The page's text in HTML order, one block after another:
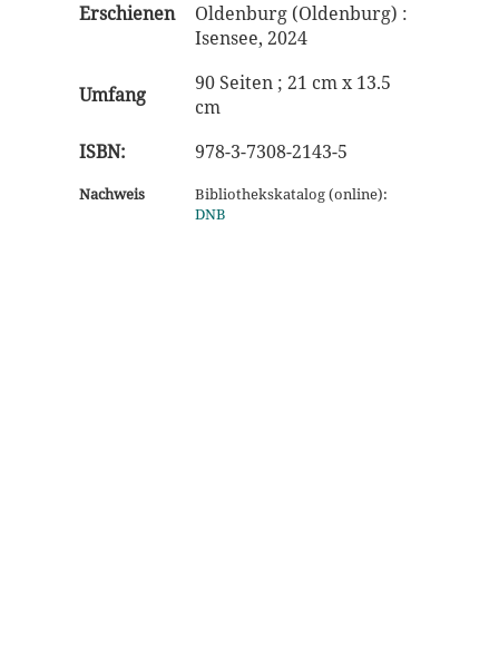
Erschienen
Oldenburg (Oldenburg) :
Isensee, 2024
Umfang
90 Seiten ; 21 cm x 13.5
cm
ISBN:
978-3-7308-2143-5
Nachweis
Bibliothekskatalog (online):
DNB